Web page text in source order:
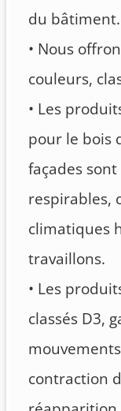
du bâtiment.
• Nous
couleurs,
• Les
pour le bois
façades
respirables,
climatiques
travaillons.
• Les
classés D3,
contraction